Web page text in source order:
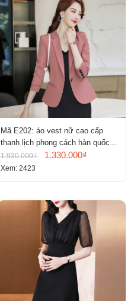
Mã E202: áo vest nữ cao cấp
thanh lịch phong cách hàn quốc
mới
1.930.000₫ 1.330.000₫
Xem: 2423